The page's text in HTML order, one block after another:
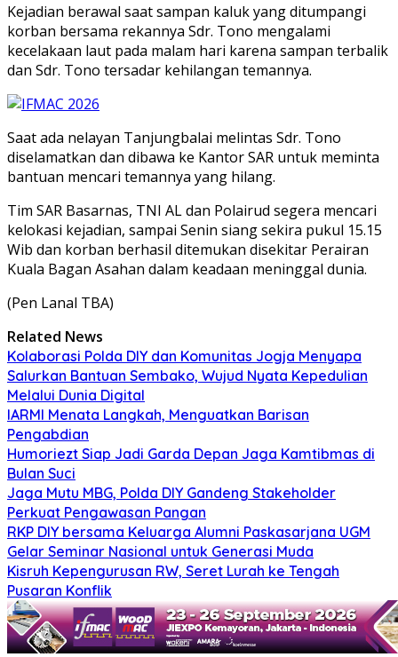
Kejadian berawal saat sampan kaluk yang ditumpangi
korban bersama rekannya Sdr. Tono mengalami
kecelakaan laut pada malam hari karena sampan terbalik
dan Sdr. Tono tersadar kehilangan temannya.
Saat ada nelayan Tanjungbalai melintas Sdr. Tono
diselamatkan dan dibawa ke Kantor SAR untuk meminta
bantuan mencari temannya yang hilang.
Tim SAR Basarnas, TNI AL dan Polairud segera mencari
kelokasi kejadian, sampai Senin siang sekira pukul 15.15
Wib dan korban berhasil ditemukan disekitar Perairan
Kuala Bagan Asahan dalam keadaan meninggal dunia.
(Pen Lanal TBA)
Related News
Kolaborasi Polda DIY dan Komunitas Jogja Menyapa
Salurkan Bantuan Sembako, Wujud Nyata Kepedulian
Melalui Dunia Digital
IARMI Menata Langkah, Menguatkan Barisan
Pengabdian
Humoriezt Siap Jadi Garda Depan Jaga Kamtibmas di
Bulan Suci
Jaga Mutu MBG, Polda DIY Gandeng Stakeholder
Perkuat Pengawasan Pangan
RKP DIY bersama Keluarga Alumni Paskasarjana UGM
Gelar Seminar Nasional untuk Generasi Muda
Kisruh Kepengurusan RW, Seret Lurah ke Tengah
Pusaran Konflik